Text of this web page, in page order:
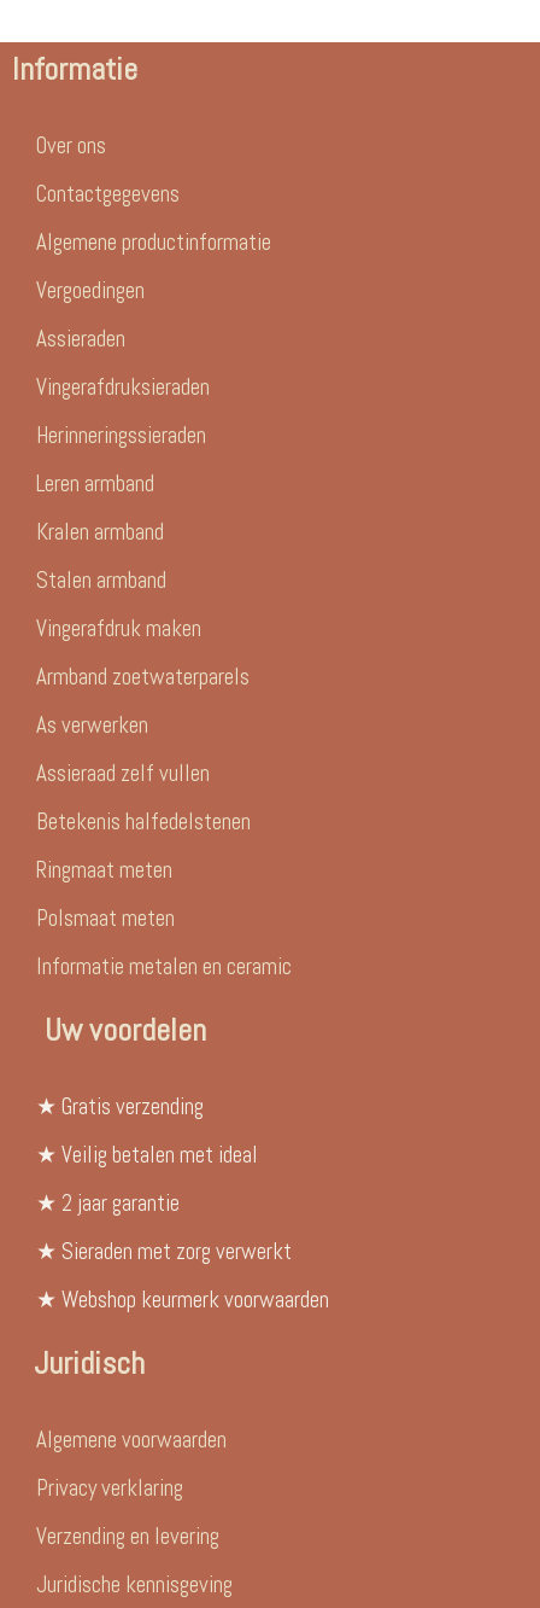
Informatie
Over ons
Contactgegevens
Algemene productinformatie
Vergoedingen
Assieraden
Vingerafdruksieraden
Herinneringssieraden
Leren armband
Kralen armband
Stalen armband
Vingerafdruk maken
Armband zoetwaterparels
As verwerken
Assieraad zelf vullen
Betekenis halfedelstenen
Ringmaat meten
Polsmaat meten
Informatie metalen en ceramic
Uw voordelen
★ Gratis verzending
★ Veilig betalen met ideal
★ 2 jaar garantie
★ Sieraden met zorg verwerkt
★ Webshop keurmerk voorwaarden
Juridisch
Algemene voorwaarden
Privacy verklaring
Verzending en levering
Juridische kennisgeving